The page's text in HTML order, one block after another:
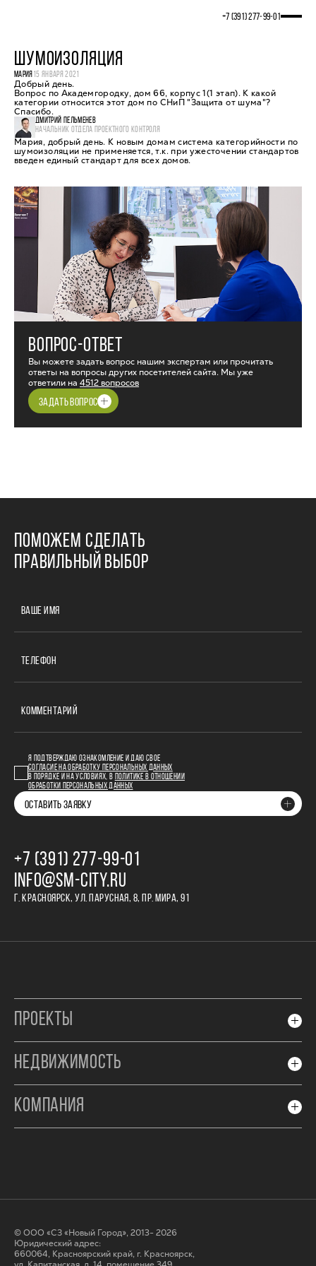
+7 (391) 277‒99‒01
ШУМОИЗОЛЯЦИЯ
МАРИЯ 15 ЯНВАРЯ 2021
Добрый день.
Вопрос по Академгородку, дом 66, корпус 1(1 этап). К какой
категории относится этот дом по СНиП "Защита от шума"?
Спасибо.
ДМИТРИЙ ПЕЛЬМЕНЕВ
НАЧАЛЬНИК ОТДЕЛА ПРОЕКТНОГО КОНТРОЛЯ
Мария, добрый день. К новым домам система категорийности по
шумоизоляции не применяется, т.к. при ужесточении стандартов
введен единый стандарт для всех домов.
ВОПРОС-ОТВЕТ
Вы можете задать вопрос нашим экспертам или прочитать
ответы на вопросы других посетителей сайта. Мы уже
ответили на 4512 вопросов
ЗАДАТЬ ВОПРОС
ПОМОЖЕМ СДЕЛАТЬ
ПРАВИЛЬНЫЙ ВЫБОР
ВАШЕ ИМЯ
ТЕЛЕФОН
КОММЕНТАРИЙ
Я ПОДТВЕРЖДАЮ ОЗНАКОМЛЕНИЕ И ДАЮ СВОЕ
СОГЛАСИЕ НА ОБРАБОТКУ ПЕРСОНАЛЬНЫХ ДАННЫХ
В ПОРЯДКЕ И НА УСЛОВИЯХ, В
ПОЛИТИКЕ В ОТНОШЕНИИ
ОБРАБОТКИ ПЕРСОНАЛЬНЫХ ДАННЫХ
ОСТАВИТЬ ЗАЯВКУ
+7 (391) 277‒99‒01
INFO@SM-CITY.RU
Г. КРАСНОЯРСК, УЛ. ПАРУСНАЯ, 8, ПР. МИРА, 91
ПРОЕКТЫ
НЕДВИЖИМОСТЬ
КОМПАНИЯ
© ООО «СЗ «Новый Город», 2013- 2026
Юридический адрес:
660064, Красноярский край, г. Красноярск,